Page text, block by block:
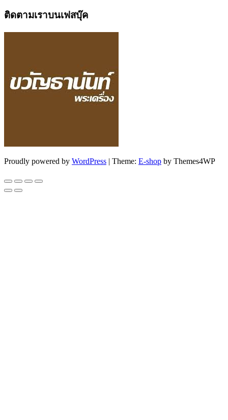
ติดตามเราบนเฟสบุ๊ค
Proudly powered by WordPress | Theme: E-shop by Themes4WP